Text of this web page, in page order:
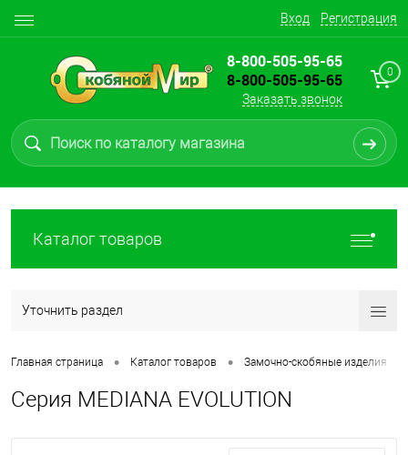
Вход Регистрация
8-800-505-95-65
8-800-505-95-65
Заказать звонок
0
Каталог товаров
Уточнить раздел
Главная страница • Каталог товаров • Замочно-скобяные изделия
Серия MEDIANA EVOLUTION